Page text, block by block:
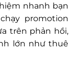
nhanh bạn
promotion
trên phản hồi,
lớn như thuê